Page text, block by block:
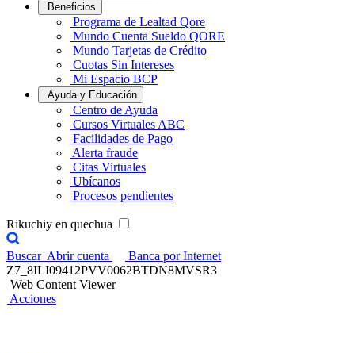
Beneficios
Programa de Lealtad Qore
Mundo Cuenta Sueldo QORE
Mundo Tarjetas de Crédito
Cuotas Sin Intereses
Mi Espacio BCP
Ayuda y Educación
Centro de Ayuda
Cursos Virtuales ABC
Facilidades de Pago
Alerta fraude
Citas Virtuales
Ubícanos
Procesos pendientes
Rikuchiy en quechua
Buscar Abrir cuenta
Banca por Internet
Z7_8ILI09412PVV0062BTDN8MVSR3
Web Content Viewer
Acciones